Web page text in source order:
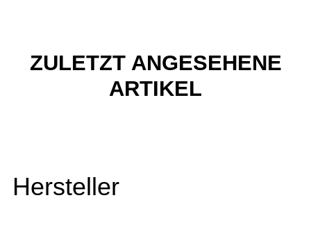
ZULETZT ANGESEHENE
ARTIKEL
Hersteller